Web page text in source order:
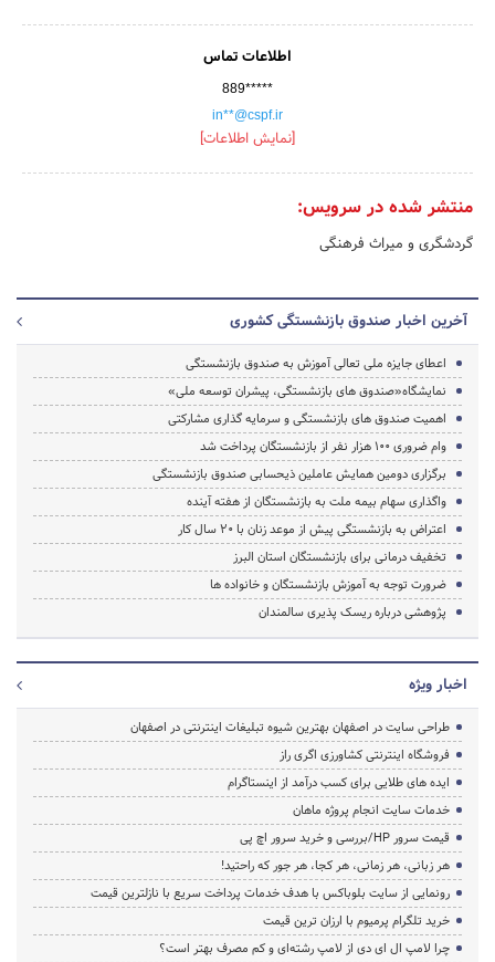
اطلاعات تماس
889*****
in**@cspf.ir
[نمایش اطلاعات]
منتشر شده در سرویس:
گردشگری و میراث فرهنگی
آخرین اخبار صندوق بازنشستگی کشوری
اعطای جایزه ملی تعالی آموزش به صندوق بازنشستگی
نمایشگاه«صندوق های بازنشستگی، پیشران توسعه ملی»
اهمیت صندوق های بازنشستگی و سرمایه گذاری مشارکتی
وام ضروری ۱۰۰ هزار نفر از بازنشستگان پرداخت شد
برگزاری دومین همایش عاملین ذیحسابی صندوق بازنشستگی
واگذاری سهام بیمه ملت به بازنشستگان از هفته آینده
اعتراض به بازنشستگی پیش از موعد زنان با ۲۰ سال کار
تخفیف درمانی برای بازنشستگان استان البرز
ضرورت توجه به آموزش بازنشستگان و خانواده ها
پژوهشی درباره ریسک پذیری سالمندان
اخبار ویژه
طراحی سایت در اصفهان بهترین شیوه تبلیغات اینترنتی در اصفهان
فروشگاه اینترنتی کشاورزی اگری راز
ایده های طلایی برای کسب درآمد از اینستاگرام
خدمات سایت انجام پروژه ماهان
قیمت سرور HP/بررسی و خرید سرور اچ پی
هر زبانی، هر زمانی، هر کجا، هر جور که راحتید!
رونمایی از سایت بلوباکس با هدف خدمات پرداخت سریع با نازلترین قیمت
خرید تلگرام پرمیوم با ارزان ترین قیمت
چرا لامپ ال ای دی از لامپ رشته‌ای و کم مصرف بهتر است؟